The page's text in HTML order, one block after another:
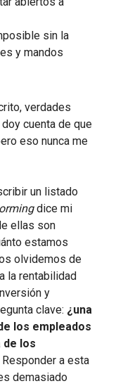
sin la
y mandos
verdades
cuenta de que
eso nunca me
un listado
dice mi
ellas son
estamos
olvidemos de
la rentabilidad
y
clave: ¿una
los empleados
de los
Responder a esta
demasiado